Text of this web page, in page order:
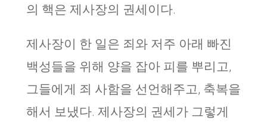
의 핵은 제사장의 권세이다.
제사장이 한 일은 죄와 저주 아래 빠진
백성들을 위해 양을 잡아 피를 뿌리고,
그들에게 죄 사함을 선언해주고, 축복을
해서 보냈다. 제사장의 권세가 그렇게